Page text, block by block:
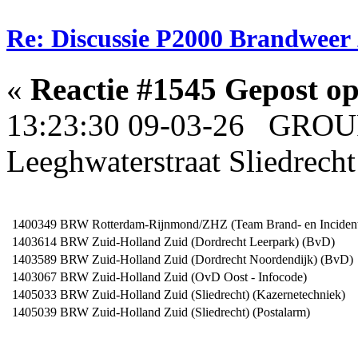
Re: Discussie P2000
« Reactie #1545 Gepost
13:23:30 09-03-26
Leeghwaterstraat
1400349 BRW Rotterdam-Rijnmond/ZHZ (Team Brand- en
1403614 BRW Zuid-Holland Zuid (Dordrecht Leerpark) (BvD)
1403589 BRW Zuid-Holland Zuid (Dordrecht Noordendijk) (BvD)
1403067 BRW Zuid-Holland Zuid (OvD Oost - Infocode)
1405033 BRW Zuid-Holland Zuid (Sliedrecht) (Kazernetechniek)
1405039 BRW Zuid-Holland Zuid (Sliedrecht) (Postalarm)